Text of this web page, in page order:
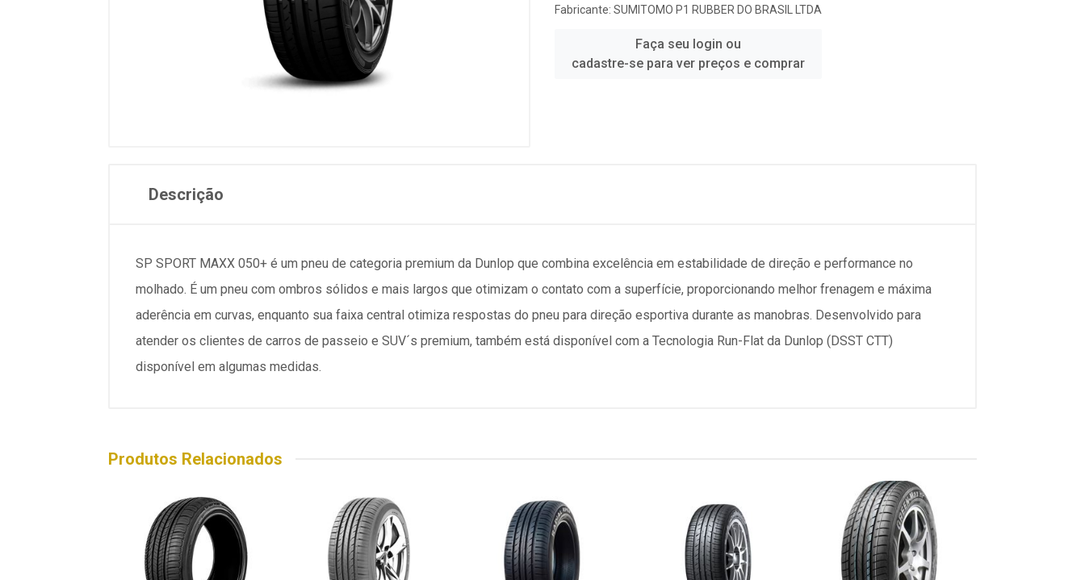
Fabricante: SUMITOMO P1 RUBBER DO BRASIL LTDA
Faça seu login ou
cadastre-se para ver preços e comprar
Descrição
SP SPORT MAXX 050+ é um pneu de categoria premium da Dunlop que combina excelência em estabilidade de direção e performance no
molhado. É um pneu com ombros sólidos e mais largos que otimizam o contato com a superfície, proporcionando melhor frenagem e máxima
aderência em curvas, enquanto sua faixa central otimiza respostas do pneu para direção esportiva durante as manobras. Desenvolvido para
atender os clientes de carros de passeio e SUV´s premium, também está disponível com a Tecnologia Run-Flat da Dunlop (DSST CTT)
disponível em algumas medidas.
Produtos Relacionados